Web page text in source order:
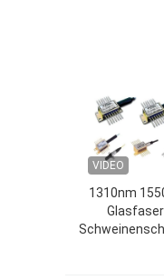
VIDEO
1310nm